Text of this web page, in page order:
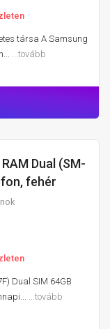
társa A Samsung
...tovább
TELEFONOK
Dual (SM-
fehér
Dual SIM 64GB
...tovább